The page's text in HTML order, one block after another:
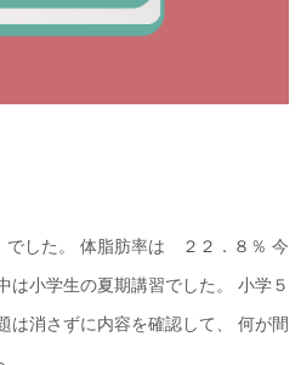
した。 体脂肪率は ２２．８％ 今
は小学生の夏期講習でした。 小学５
は消さずに内容を確認して、 何が間